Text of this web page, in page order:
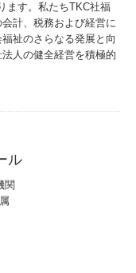
ます。私たちTKC社福
計、税務および経営に
祉のさらなる発展と向
人の健全経営を積極的
ル
関